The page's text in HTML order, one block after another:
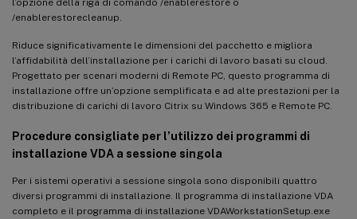
/enablerestorecleanup.
Riduce significativamente le dimensioni del pacchetto e migliora
l’affidabilità dell’installazione per i carichi di lavoro basati su cloud.
Progettato per scenari moderni di Remote PC, questo programma di
installazione offre un’opzione semplificata e ad alte prestazioni per la
distribuzione di carichi di lavoro Citrix su Windows 365 e Remote PC.
Procedure consigliate per l’utilizzo dei programmi di
installazione VDA a sessione singola
Per i sistemi operativi a sessione singola sono disponibili quattro
diversi programmi di installazione. Il programma di installazione VDA
completo e il programma di installazione VDAWorkstationSetup.exe